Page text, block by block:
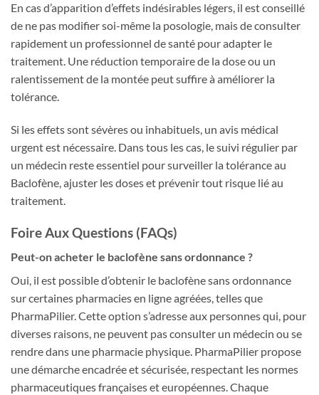
En cas d’apparition d’effets indésirables légers, il est conseillé
de ne pas modifier soi-même la posologie, mais de consulter
rapidement un professionnel de santé pour adapter le
traitement. Une réduction temporaire de la dose ou un
ralentissement de la montée peut suffire à améliorer la
tolérance.
Si les effets sont sévères ou inhabituels, un avis médical
urgent est nécessaire. Dans tous les cas, le suivi régulier par
un médecin reste essentiel pour surveiller la tolérance au
Baclofène, ajuster les doses et prévenir tout risque lié au
traitement.
Foire Aux Questions (FAQs)
Peut-on acheter le baclofène sans ordonnance ?
Oui, il est possible d’obtenir le baclofène sans ordonnance
sur certaines pharmacies en ligne agréées, telles que
PharmaPilier. Cette option s’adresse aux personnes qui, pour
diverses raisons, ne peuvent pas consulter un médecin ou se
rendre dans une pharmacie physique. PharmaPilier propose
une démarche encadrée et sécurisée, respectant les normes
pharmaceutiques françaises et européennes. Chaque